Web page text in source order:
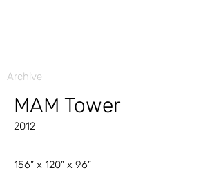
Archive
MAM Tower
2012
156” x 120” x 96”